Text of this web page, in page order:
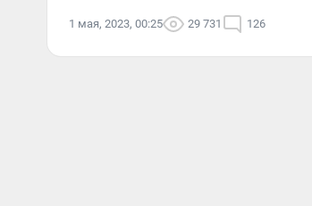
1 мая, 2023, 00:25 29 731 126